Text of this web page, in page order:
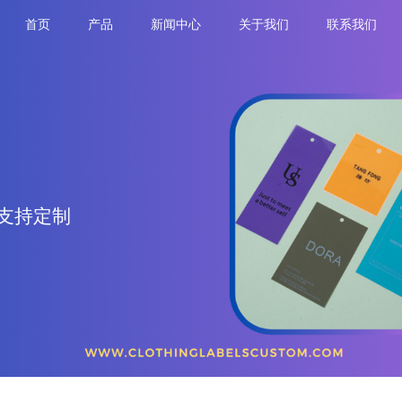
首页 产品 新闻中心 关于我们 联系我们
持定制